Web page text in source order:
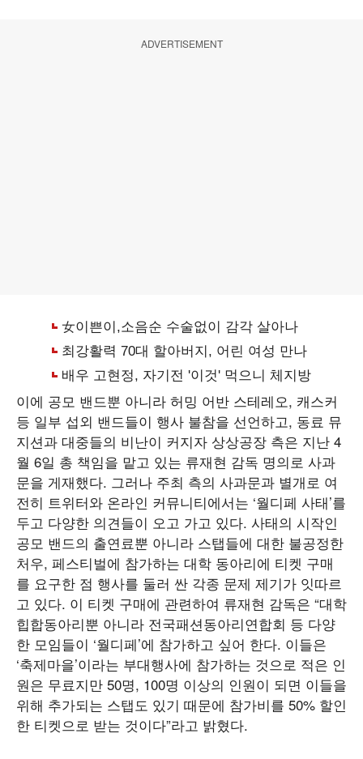
ADVERTISEMENT
이에 공모 밴드뿐 아니라 허밍 어반 스테레오, 캐스커
등 일부 섭외 밴드들이 행사 불참을 선언하고, 동료 뮤
지션과 대중들의 비난이 커지자 상상공장 측은 지난 4
월 6일 총 책임을 맡고 있는 류재현 감독 명의로 사과
문을 게재했다. 그러나 주최 측의 사과문과 별개로 여
전히 트위터와 온라인 커뮤니티에서는 ‘월디페 사태’를
두고 다양한 의견들이 오고 가고 있다. 사태의 시작인
공모 밴드의 출연료뿐 아니라 스탭들에 대한 불공정한
처우, 페스티벌에 참가하는 대학 동아리에 티켓 구매
를 요구한 점 행사를 둘러 싼 각종 문제 제기가 잇따르
고 있다. 이 티켓 구매에 관련하여 류재현 감독은 “대학
힙합동아리뿐 아니라 전국패션동아리연합회 등 다양
한 모임들이 ‘월디페’에 참가하고 싶어 한다. 이들은
‘축제마을’이라는 부대행사에 참가하는 것으로 적은 인
원은 무료지만 50명, 100명 이상의 인원이 되면 이들을
위해 추가되는 스탭도 있기 때문에 참가비를 50% 할인
한 티켓으로 받는 것이다”라고 밝혔다.